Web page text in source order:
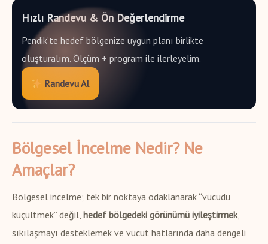
Hızlı Randevu & Ön Değerlendirme
Pendik’te hedef bölgenize uygun planı birlikte
oluşturalım. Ölçüm + program ile ilerleyelim.
Randevu Al
Bölgesel İncelme Nedir? Ne
Amaçlar?
Bölgesel incelme; tek bir noktaya odaklanarak “vücudu
küçültmek” değil, hedef bölgedeki görünümü iyileştirmek,
sıkılaşmayı desteklemek ve vücut hatlarında daha dengeli